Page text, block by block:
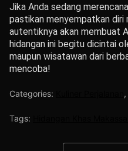
Jika Anda sedang
pastikan menyempatkan diri
autentiknya akan membuat
hidangan ini begitu dicintai
maupun wisatawan dari
mencoba!
Categories: ,
Tags: